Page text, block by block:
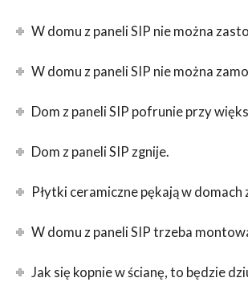
Dom z paneli SIP pofrunie przy
Dom z paneli SIP zgnije.
Płytki ceramiczne pękają w domach